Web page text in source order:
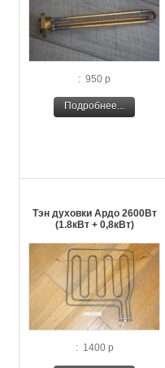
: 950 р
Подробнее...
Тэн духовки Ардо 2600Вт
(1.8кВт + 0,8кВт)
: 1400 р